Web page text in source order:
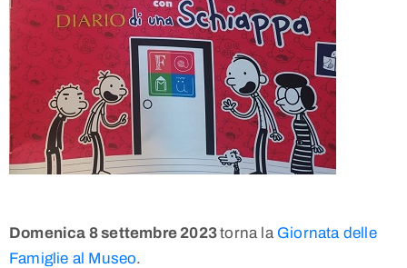
Domenica 8 settembre 2023torna la Giornata delle
Famiglie al Museo.